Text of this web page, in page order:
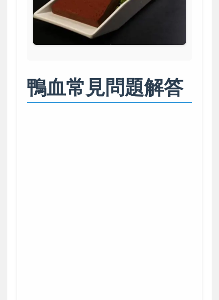
鴨血常見問題解答